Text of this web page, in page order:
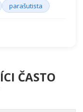
parašutista
ČASTO